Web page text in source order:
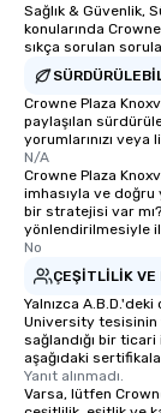
Sağlık & Güvenlik,
konularında
sıkça sorulan
Crowne Plaza
paylaşılan
yorumlarınızı veya
N/A
Crowne Plaza
imhasıyla ve
bir stratejisi var
yönlendirilmesiyle
No
ÇEŞITLILIK VE
Yalnızca
University tesisinin
sağlandığı bir ticari
aşağıdaki
Yanıt alınmadı.
Varsa, lütfen